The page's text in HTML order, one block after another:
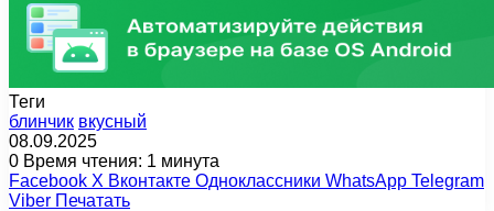
Теги
блинчик вкусный
08.09.2025
0 Время чтения: 1 минута
Facebook X Вконтакте Одноклассники WhatsApp Telegram
Viber Печатать